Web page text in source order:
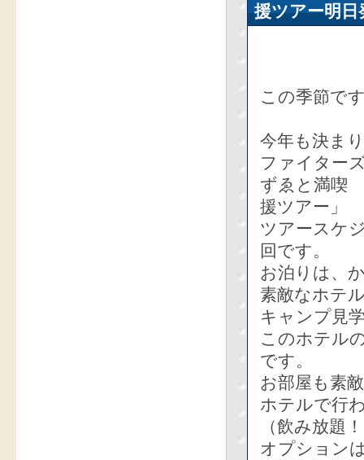
援ツアー明日
この季節で
今年も決ま
ファイター
ずゑと満喫
援ツアー」
ツアースケ
回です。
お泊りは、
素敵なホテ
キャンプ見
このホテル
です。
お部屋も素
ホテルで行
（飲み放題
オプション